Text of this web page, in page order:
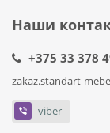
Наши
+375 33 378
zakaz.standart-
viber